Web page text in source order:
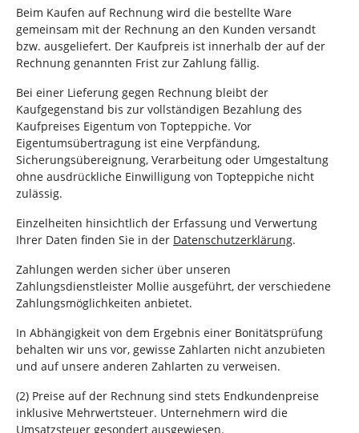
Beim Kaufen auf Rechnung wird die bestellte Ware
gemeinsam mit der Rechnung an den Kunden versandt
bzw. ausgeliefert. Der Kaufpreis ist innerhalb der auf der
Rechnung genannten Frist zur Zahlung fällig.
Bei einer Lieferung gegen Rechnung bleibt der
Kaufgegenstand bis zur vollständigen Bezahlung des
Kaufpreises Eigentum von Topteppiche. Vor
Eigentumsübertragung ist eine Verpfändung,
Sicherungsübereignung, Verarbeitung oder Umgestaltung
ohne ausdrückliche Einwilligung von Topteppiche nicht
zulässig.
Einzelheiten hinsichtlich der Erfassung und Verwertung
Ihrer Daten finden Sie in der Datenschutzerklärung.
Zahlungen werden sicher über unseren
Zahlungsdienstleister Mollie ausgeführt, der verschiedene
Zahlungsmöglichkeiten anbietet.
In Abhängigkeit von dem Ergebnis einer Bonitätsprüfung
behalten wir uns vor, gewisse Zahlarten nicht anzubieten
und auf unsere anderen Zahlarten zu verweisen.
(2) Preise auf der Rechnung sind stets Endkundenpreise
inklusive Mehrwertsteuer. Unternehmern wird die
Umsatzsteuer gesondert ausgewiesen.